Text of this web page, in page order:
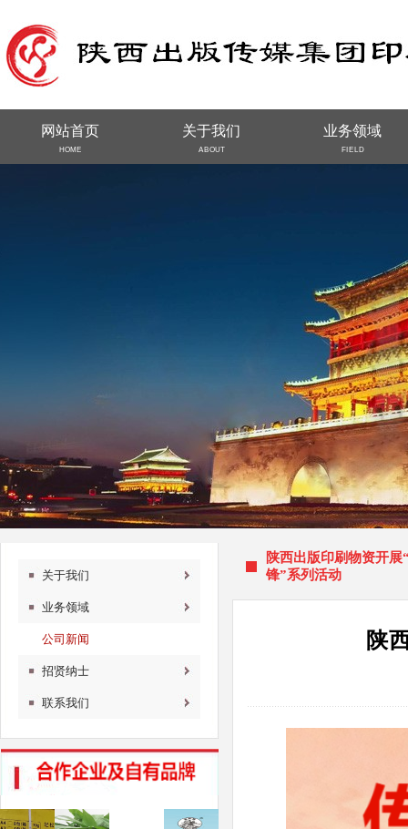
网站首页
HOME
关于我们
ABOUT
业务领域
FIELD
关于我们
业务领域
公司新闻
招贤纳士
联系我们
陕西出版印刷物资开展
锋”系列活动
陕